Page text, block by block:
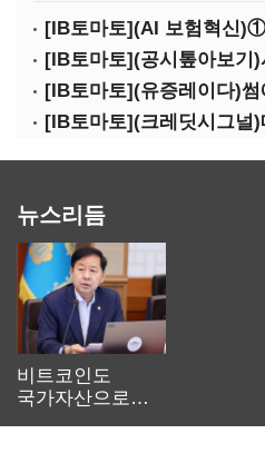
뉴스리듬
비트코인도
국가자산으로…'